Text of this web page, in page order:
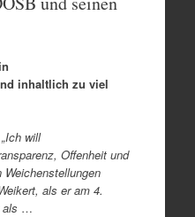
inhaltlich zu viel
will
Offenheit und
als er am 4.
…